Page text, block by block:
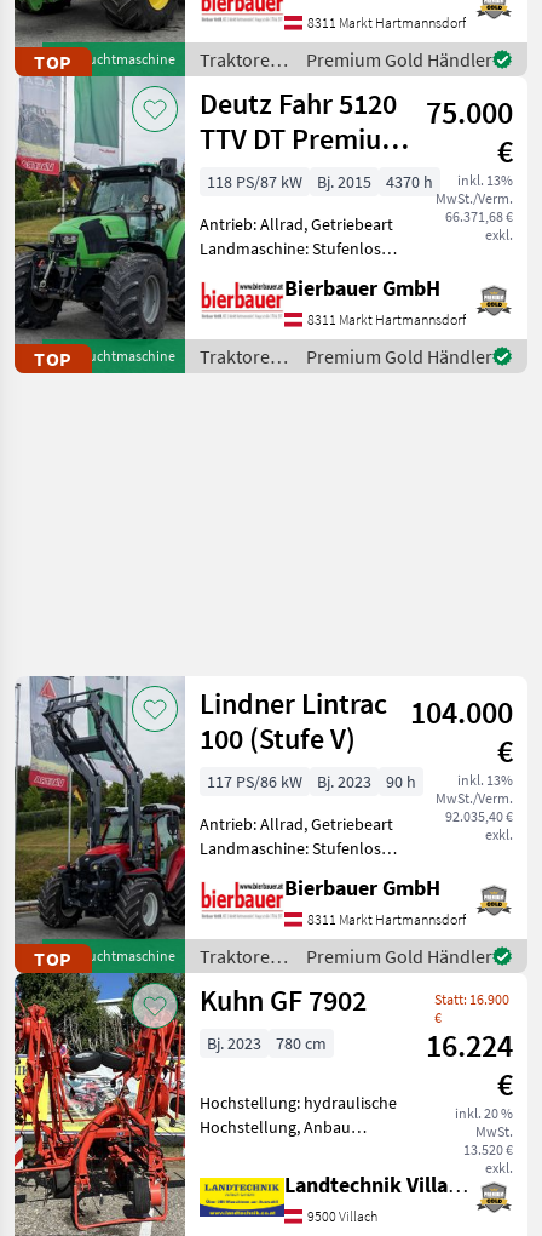
TOPGebrauchtmaschine
Zapfwellendrehzahl:
540/1000,
Höchstgeschwindigkeit in
km/h: 50 km/h, Aufladung:
Turbola
8311 Markt Hartmannsdorf
Traktoren
/ John
Deere
Premium Gold Händler
TOPGebrauchtmaschine
Deutz Fahr 5120
TTV DT Premium
Plus
75.000
€
inkl. 13%
MwSt./Verm.
66.371,68 €
exkl.
118 PS/87 kW Bj. 2015
4370 h
Antrieb: Allrad, Getriebeart
Landmaschine: Stufenloses
Zapfwellendrehzahl:
540/540E/1000,
Höchstgeschwindigkeit in
km/h: 50 km/h, Aufladung:
Bierbauer GmbH
8311 Markt Hartmannsdorf
Traktoren
/ Deutz
Premium Gold Händler
TOPGebrauchtmaschine
Lindner Lintrac
100 (Stufe V)
104.000
€
inkl. 13%
MwSt./Verm.
92.035,40 €
exkl.
117 PS/86 kW Bj. 2023
90 h
Antrieb: Allrad, Getriebeart
Landmaschine: Stufenloses
Zapfwellendrehzahl:
430/540/750/1000,
Höchstgeschwindigkeit in
km/h: 40 km/h, Aufladun
Bierbauer GmbH
8311 Markt Hartmannsdorf
Traktoren
/ Lindner
Premium Gold Händler
Kuhn GF 7902
Statt: 16.900
€
16.224
€
inkl. 20 %
MwSt.
13.520 €
exkl.
Bj. 2023 780 cm
Hochstellung: hydraulische
Hochstellung, Anbau
Grenzstreueinrichtung,
Streuwinkelverstellung,
Schutzbügel Kuhn
Landtechnik Villach GmbH
9500 Villach